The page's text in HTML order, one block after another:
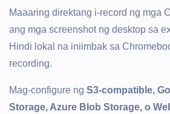
Maaaring direktang i-record ng mga
ang mga screenshot ng desktop sa
Hindi lokal na iniimbak sa
recording.
Mag-configure ng S3-compatible,
Storage, Azure Blob Storage, o